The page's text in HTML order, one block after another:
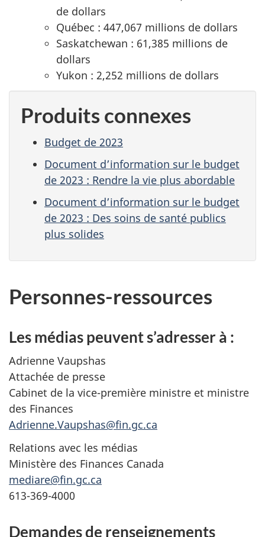
de dollars
Québec : 447,067 millions de dollars
Saskatchewan : 61,385 millions de
dollars
Yukon : 2,252 millions de dollars
Produits connexes
Budget de 2023
Document d’information sur le budget
de 2023 : Rendre la vie plus abordable
Document d’information sur le budget
de 2023 : Des soins de santé publics
plus solides
Personnes-ressources
Les médias peuvent s’adresser à :
Adrienne Vaupshas
Attachée de presse
Cabinet de la vice-première ministre et ministre
des Finances
Adrienne.Vaupshas@fin.gc.ca
Relations avec les médias
Ministère des Finances Canada
mediare@fin.gc.ca
613-369-4000
Demandes de renseignements